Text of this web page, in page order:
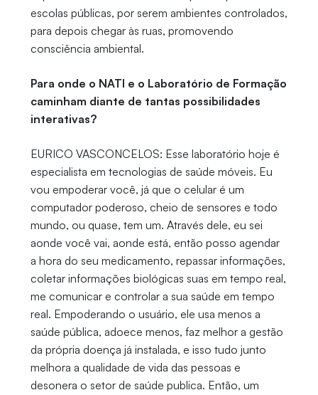
escolas públicas, por serem ambientes controlados,
para depois chegar às ruas, promovendo
consciência ambiental.
Para onde o NATI e o Laboratório de Formação
caminham diante de tantas possibilidades
interativas?
EURICO VASCONCELOS: Esse laboratório hoje é
especialista em tecnologias de saúde móveis. Eu
vou empoderar você, já que o celular é um
computador poderoso, cheio de sensores e todo
mundo, ou quase, tem um. Através dele, eu sei
aonde você vai, aonde está, então posso agendar
a hora do seu medicamento, repassar informações,
coletar informações biológicas suas em tempo real,
me comunicar e controlar a sua saúde em tempo
real. Empoderando o usuário, ele usa menos a
saúde pública, adoece menos, faz melhor a gestão
da própria doença já instalada, e isso tudo junto
melhora a qualidade de vida das pessoas e
desonera o setor de saúde publica. Então, um